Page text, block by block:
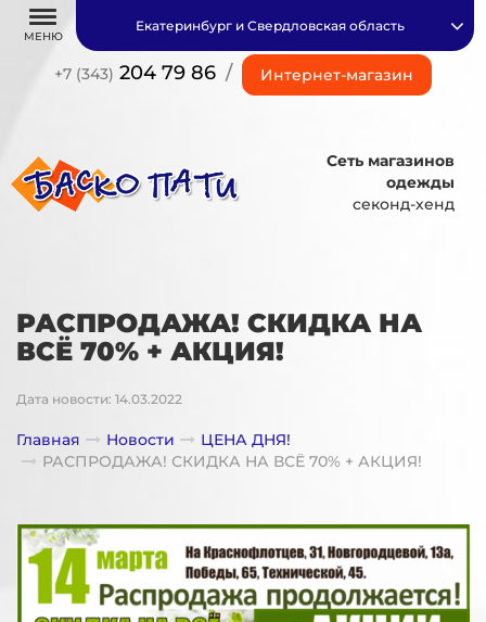
МЕНЮ
+7 (343) 204 79 86 / Интернет-магазин
Екатеринбург и Свердловская область
Сеть магазинов
одежды
секонд-хенд
РАСПРОДАЖА! СКИДКА НА
ВСЁ 70% + АКЦИЯ!
Дата новости: 14.03.2022
Главная Новости
ЦЕНА ДНЯ!
РАСПРОДАЖА! СКИДКА НА ВСЁ 70% + АКЦИЯ!